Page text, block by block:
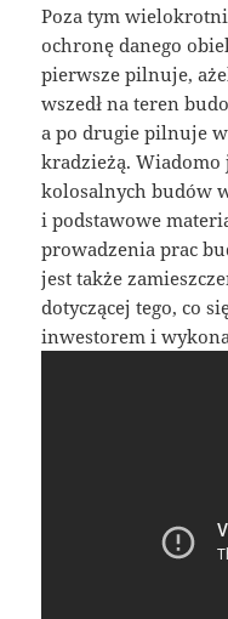
Poza tym
ochronę danego
pierwsze pilnuje,
wszedł na teren
a po drugie pilnuje
kradzieżą.
kolosalnych budów
i podstawowe
prowadzenia prac
jest także
dotyczącej tego, co
inwestorem i